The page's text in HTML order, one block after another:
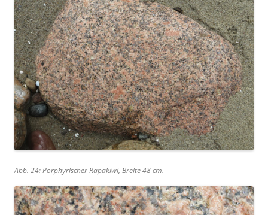
Abb. 24: Porphyrischer Rapakiwi, Breite 48 cm.